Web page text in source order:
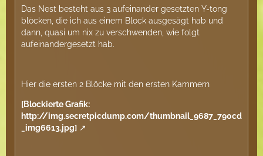
Das Nest besteht aus 3 aufeinander gesetzten Y-tong
blöcken, die ich aus einem Block ausgesägt hab und
dann, quasi um nix zu verschwenden, wie folgt
aufeinandergesetzt hab.
Hier die ersten 2 Blöcke mit den ersten Kammern
[Blockierte Grafik:
http://img.secretpicdump.com/thumbnail_9687_790cd
_img6613.jpg]